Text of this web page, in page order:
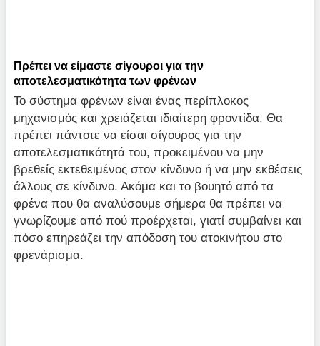
Πρέπει να είμαστε σίγουροι για την
αποτελεσματικότητα των φρένων
Το σύστημα φρένων είναι ένας περίπλοκος
μηχανισμός και χρειάζεται ιδιαίτερη φροντίδα. Θα
πρέπει πάντοτε να είσαι σίγουρος για την
αποτελεσματικότητά του, προκειμένου να μην
βρεθείς εκτεθειμένος στον κίνδυνο ή να μην εκθέσεις
άλλους σε κίνδυνο. Ακόμα και το βουητό από τα
φρένα που θα αναλύσουμε σήμερα θα πρέπει να
γνωρίζουμε από πού προέρχεται, γιατί συμβαίνει και
πόσο επηρεάζει την απόδοση του ατοκινήτου στο
φρενάρισμα.